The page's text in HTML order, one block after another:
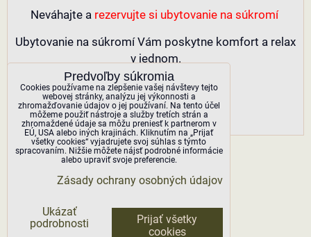
Neváhajte a rezervujte si ubytovanie na súkromí
Ubytovanie na súkromí Vám poskytne komfort a relax
v jednom.
Predvoľby súkromia
Zásady ochrany osobných údajov
Predvoľby súkromia
Cookies používame na zlepšenie vašej návštevy tejto
webovej stránky, analýzu jej výkonnosti a
zhromažďovanie údajov o jej používaní. Na tento účel
môžeme použiť nástroje a služby tretích strán a
zhromaždené údaje sa môžu preniesť k partnerom v
EÚ, USA alebo iných krajinách. Kliknutím na „Prijať
všetky cookies“ vyjadrujete svoj súhlas s týmto
spracovaním. Nižšie môžete nájsť podrobné informácie
alebo upraviť svoje preferencie.
Zásady ochrany osobných údajov
Ukázať
podrobnosti
Prijať všetky
cookies